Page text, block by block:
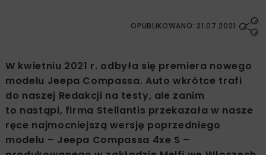
OPUBLIKOWANO: 21.07.2021
W kwietniu 2021 r. odbyła się premiera nowego
modelu Jeepa Compassa. Auto wkrótce trafi
do naszej Redakcji na testy, ale zanim
to nastąpi, firma Stellantis przekazała w nasze
ręce najmocniejszą wersję poprzedniego
modelu – Jeepa Compassa 4xe S –